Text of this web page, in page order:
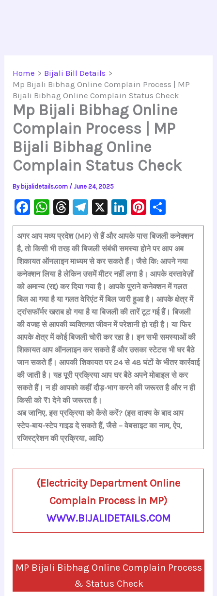
Home
Bijali Bill Details
Mp Bijali Bibhag Online Complain Process | MP
Bijali Bibhag Online Complain Status Check
Mp Bijali Bibhag Online
Complain Process | MP
Bijali Bibhag Online
Complain Status Check
By bijalidetails.com /June 24, 2025
F
a
c
e
b
o
o
k
W
h
at
s
A
p
p
T
hr
e
a
d
s
Te
le
gr
a
m
X
Li
n
k
e
dI
n
Pi
nt
er
e
st
h
ar
e
अगर आप मध्य प्रदेश (MP) से हैं और आपके पास बिजली कनेक्शन
है, तो किसी भी तरह की बिजली संबंधी समस्या होने पर आप अब
शिकायत ऑनलाइन माध्यम से कर सकते हैं। जैसे कि: आपने नया
कनेक्शन लिया है लेकिन उसमें मीटर नहीं लगा है। आपके दस्तावेज़ों
को अमान्य (रद्द) कर दिया गया है। आपके पुराने कनेक्शन में गलत
बिल आ गया है या गलत वेरिएंट में बिल जारी हुआ है। आपके क्षेत्र में
ट्रांसफॉर्मर खराब हो गया है या बिजली की तारें टूट गई हैं। बिजली
की वजह से आपकी व्यक्तिगत जीवन में परेशानी हो रही है। या फिर
आपके क्षेत्र में कोई बिजली चोरी कर रहा है। इन सभी समस्याओं की
शिकायत आप ऑनलाइनकर सकते हैं और उसकास्टेटस भी घर बैठे
जान सकते हैं। आपकी शिकायत पर 24 से 48 घंटों के भीतर कार्रवाई
की जाती है। यह पूरी प्रक्रिया आपघर बैठे अपने मोबाइल से कर
सकते हैं। न ही आपको कहीं दौड़-भाग करने की जरूरत है और न ही
किसी को ₹1 देने की जरूरत है।
अब जानिए, इस प्रक्रिया को कैसे करें? (इस वाक्य के बाद आप
स्टेप-बाय-स्टेप गाइड दे सकते हैं, जैसे – वेबसाइट का नाम, ऐप,
रजिस्ट्रेशन की प्रक्रिया, आदि)
(Electricity Department Online
Complain Process in MP)
WWW.BIJALIDETAILS.COM
MP Bijali Bibhag Online Complain Process
& Status Check